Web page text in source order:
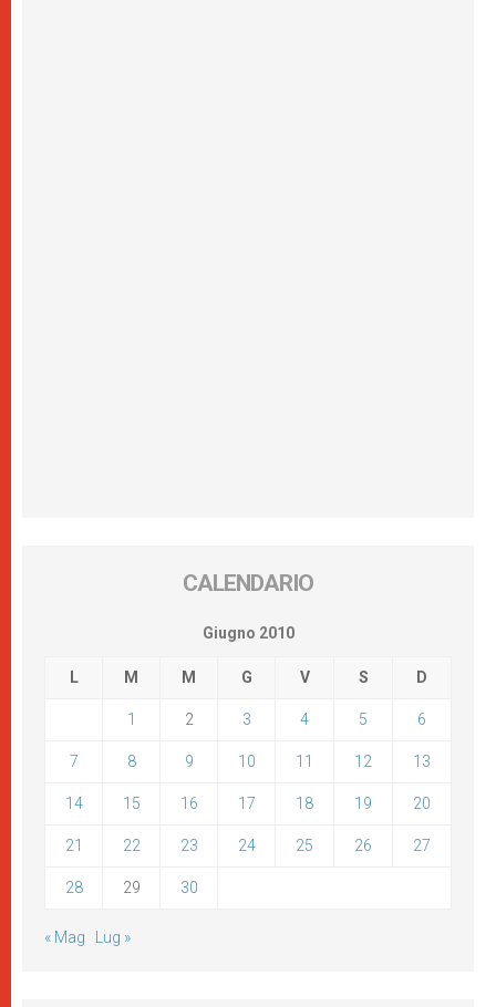
CALENDARIO
Giugno 2010
L M M G V S D
1 2 3 4 5 6
7 8 9 10 11 12 13
14 15 16 17 18 19 20
21 22 23 24 25 26 27
28 29 30
« Mag Lug »